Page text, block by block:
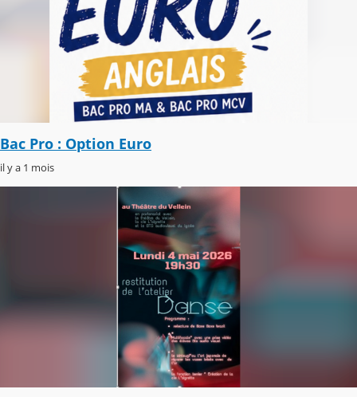
Bac Pro : Option Euro
il y a 1 mois